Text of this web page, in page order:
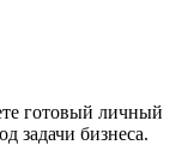
готовый личный
задачи бизнеса.